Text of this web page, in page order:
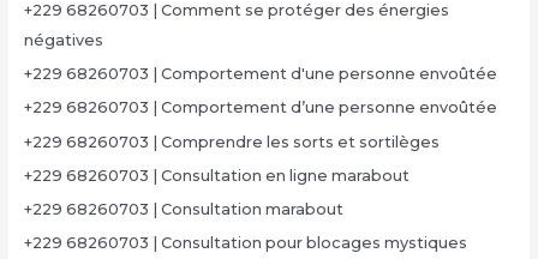
+229 68260703 | Comment se protéger des énergies
négatives
+229 68260703 | Comportement d'une personne envoûtée
+229 68260703 | Comportement d’une personne envoûtée
+229 68260703 | Comprendre les sorts et sortilèges
+229 68260703 | Consultation en ligne marabout
+229 68260703 | Consultation marabout
+229 68260703 | Consultation pour blocages mystiques